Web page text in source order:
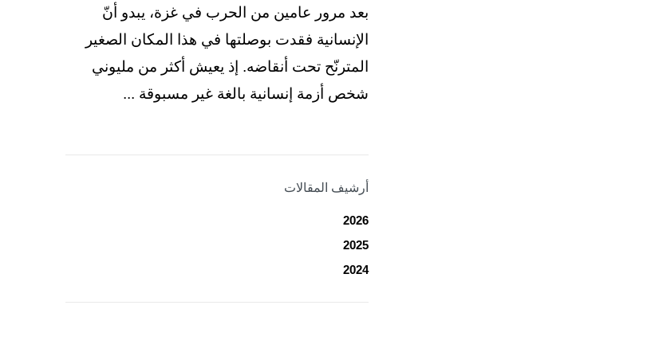
بعد مرور عامين من الحرب في غزة، يبدو أنّ
الإنسانية فقدت بوصلتها في هذا المكان الصغير
المترنّح تحت أنقاضه. إذ يعيش أكثر من مليوني
شخص أزمة إنسانية بالغة غير مسبوقة ...
أرشيف المقالات
2026
2025
2024